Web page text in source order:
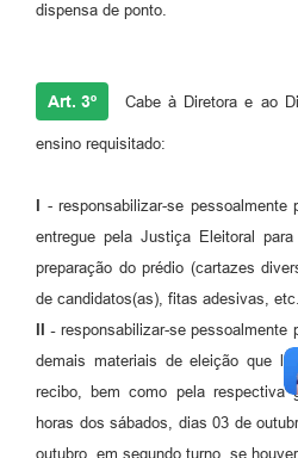
dispensa de ponto.
Art. 3º Cabe à Diretora e ao
ensino requisitado:
- responsabilizar-se pessoalmente
entregue pela Justiça Eleitoral
preparação do prédio (cartazes
de candidatos(as), fitas adesivas,
II -responsabilizar-se pessoalmente
demais materiais de eleição que
recibo, bem como pela respectiva
horas dos sábados, dias 03 de
outubro, em segundo turno, se